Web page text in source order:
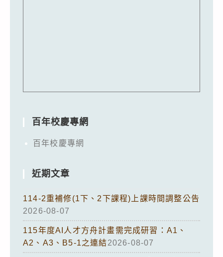
百年校慶專網
百年校慶專網
近期文章
114-2重補修(1下、2下課程)上課時間調整公告
2026-08-07
115年度AI人才方舟計畫需完成研習：A1、
A2、A3、B5-1之連結2026-08-07